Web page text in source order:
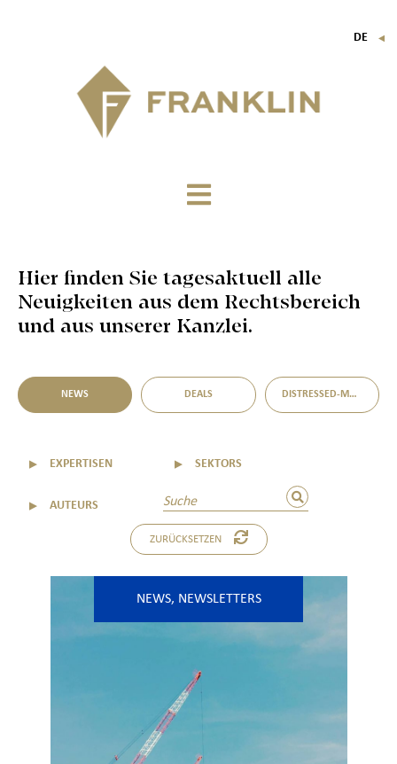
DE ▼
Hier finden Sie tagesaktuell alle
Neuigkeiten aus dem Rechtsbereich
und aus unserer Kanzlei.
NEWS DEALS DISTRESSED-M&A-MÖGLICHKEITEN
▼ EXPERTISEN ▼ SEKTORS
▼ AUTEURS
ZURÜCKSETZEN
NEWS, NEWSLETTERS